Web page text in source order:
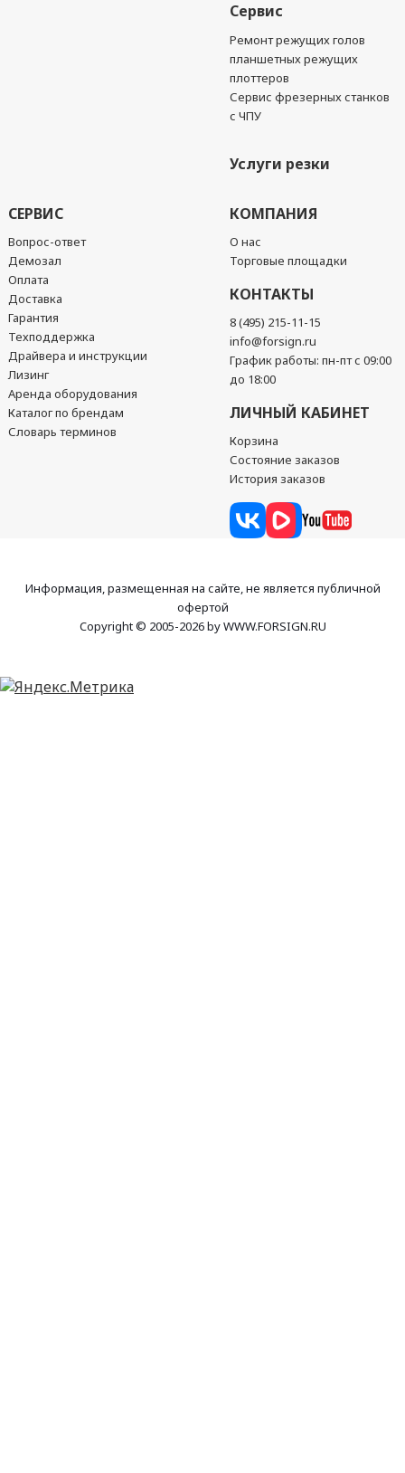
Сервис
Ремонт режущих голов
планшетных режущих
плоттеров
Сервис фрезерных станков
с ЧПУ
Услуги резки
СЕРВИС
Вопрос-ответ
Демозал
Оплата
Доставка
Гарантия
Техподдержка
Драйвера и инструкции
Лизинг
Аренда оборудования
Каталог по брендам
Словарь терминов
КОМПАНИЯ
О нас
Торговые площадки
КОНТАКТЫ
8 (495) 215-11-15
info@forsign.ru
График работы: пн-пт с 09:00
до 18:00
ЛИЧНЫЙ КАБИНЕТ
Корзина
Состояние заказов
История заказов
Информация, размещенная на сайте, не является публичной
офертой
Copyright © 2005-2026 by WWW.FORSIGN.RU